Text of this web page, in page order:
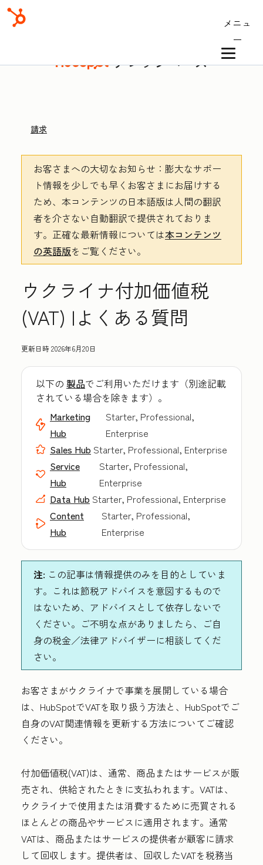
メニュ
ー
ナレッジベース
請求
お客さまへの大切なお知らせ ：膨大なサポー
ト情報を少しでも早くお客さまにお届けする
ため、本コンテンツの日本語版は人間の翻訳
者を介さない自動翻訳で提供されておりま
す。 正確な最新情報については本コンテンツ
の英語版をご覧ください。
ウクライナ付加価値税
(VAT) |よくある質問
更新日時2026年6月20日
以下の 製品でご利用いただけます（別途記載
されている場合を除きます）。
Marketing
Hub
Starter, Professional,
Enterprise
Sales Hub Starter, Professional, Enterprise
Service
Hub
Starter, Professional,
Enterprise
Data Hub Starter, Professional, Enterprise
Content
Hub
Starter, Professional,
Enterprise
注: この記事は情報提供のみを目的としていま
す。これは節税アドバイスを意図するもので
はないため、アドバイスとして依存しないで
ください。ご不明な点がありましたら、ご自
身の税金／法律アドバイザーに相談してくだ
さい。
お客さまがウクライナで事業を展開している場合
は、HubSpotでVATを取り扱う方法と、HubSpotでご
自身のVAT関連情報を更新する方法についてご確認
ください。
付加価値税(VAT)は、通常、商品またはサービスが販
売され、供給されたときに支払われます。VATは、
ウクライナで使用または消費するために売買される
ほとんどの商品やサービスに適用されます。通常
VATは、商品またはサービスの提供者が顧客に請求
して回収します。提供者は、回収したVATを税務当